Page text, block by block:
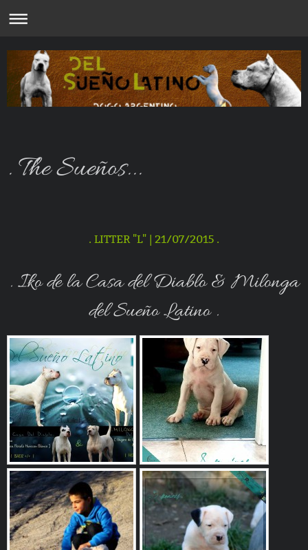
. The Sueños...
. LITTER "L" | 21/07/2015 .
. Iko de la Casa del Diablo & Milonga
del Sueño Latino .